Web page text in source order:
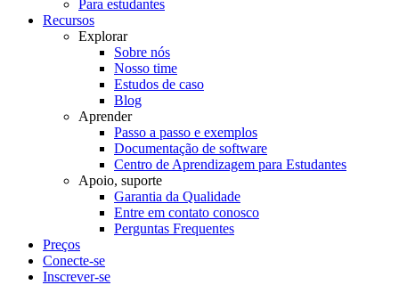
Para estudantes
Recursos
Explorar
Sobre nós
Nosso time
Estudos de caso
Blog
Aprender
Passo a passo e exemplos
Documentação de software
Centro de Aprendizagem para Estudantes
Apoio, suporte
Garantia da Qualidade
Entre em contato conosco
Perguntas Frequentes
Preços
Conecte-se
Inscrever-se